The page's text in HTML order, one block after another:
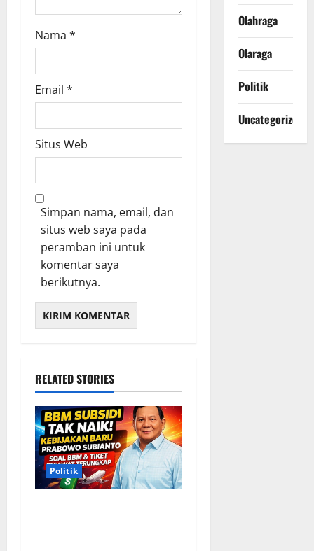
Nama *
Email *
Situs Web
Simpan nama, email, dan
situs web saya pada
peramban ini untuk
komentar saya
berikutnya.
RELATED STORIES
Politik
Olahraga
Olaraga
Politik
Uncategorized